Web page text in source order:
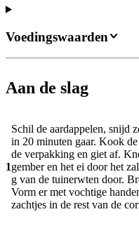
Aan de slag
1
Schil de aardappelen, snijd
in 20 minuten gaar. Kook
de verpakking en giet af.
gember en het ei door het
g van de tuinerwten door.
Vorm er met vochtige
zachtjes in de rest van de
Voedingswaarden